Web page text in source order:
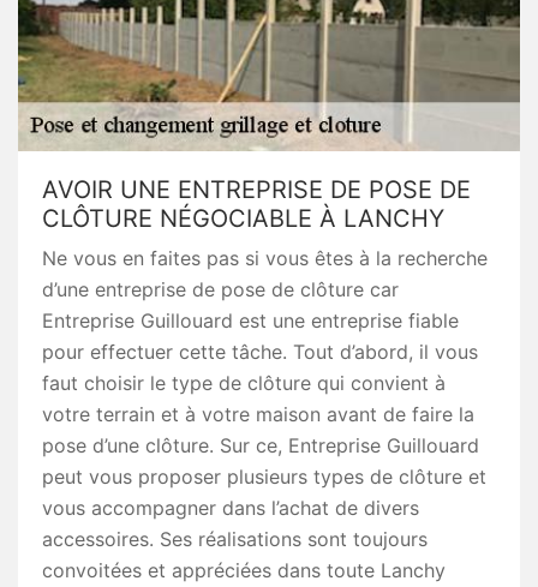
AVOIR UNE ENTREPRISE DE POSE DE
CLÔTURE NÉGOCIABLE À LANCHY
Ne vous en faites pas si vous êtes à la recherche
d’une entreprise de pose de clôture car
Entreprise Guillouard est une entreprise fiable
pour effectuer cette tâche. Tout d’abord, il vous
faut choisir le type de clôture qui convient à
votre terrain et à votre maison avant de faire la
pose d’une clôture. Sur ce, Entreprise Guillouard
peut vous proposer plusieurs types de clôture et
vous accompagner dans l’achat de divers
accessoires. Ses réalisations sont toujours
convoitées et appréciées dans toute Lanchy